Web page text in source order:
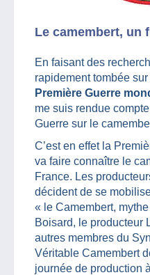
Le camembert, un
En faisant des
rapidement tombée
Première Guerre
me suis rendue
Guerre sur le
C’est en effet la
va faire connaître le
France. Les
décident de se
« le Camembert,
Boisard, le producteur
autres membres du
Véritable Camembert
journée de production